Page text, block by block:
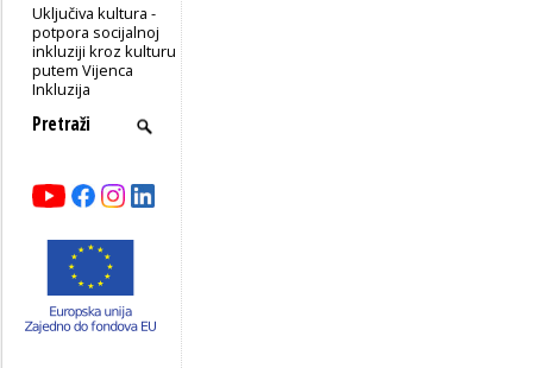
Uključiva kultura -
potpora socijalnoj
inkluziji kroz kulturu
putem Vijenca
Inkluzija